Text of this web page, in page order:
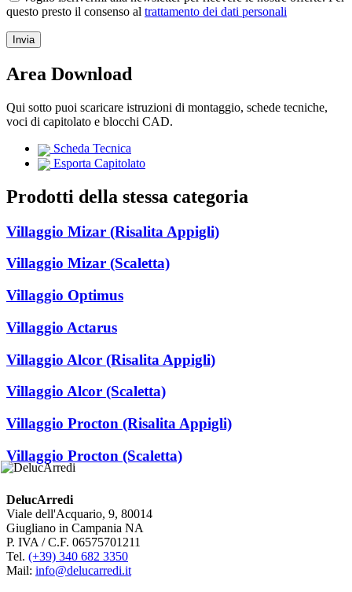
questo presto il consenso al trattamento dei dati personali
Area Download
Qui sotto puoi scaricare istruzioni di montaggio, schede tecniche,
voci di capitolato e blocchi CAD.
Scheda Tecnica
Esporta Capitolato
Prodotti della stessa categoria
Villaggio Mizar (Risalita Appigli)
Villaggio Mizar (Scaletta)
Villaggio Optimus
Villaggio Actarus
Villaggio Alcor (Risalita Appigli)
Villaggio Alcor (Scaletta)
Villaggio Procton (Risalita Appigli)
Villaggio Procton (Scaletta)
DelucArredi
Viale dell'Acquario, 9, 80014
Giugliano in Campania NA
P. IVA / C.F. 06575701211
Tel. (+39) 340 682 3350
Mail: info@delucarredi.it